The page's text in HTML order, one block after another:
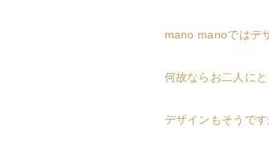
mano manoではデ
何故ならお二人に
デザインもそうで